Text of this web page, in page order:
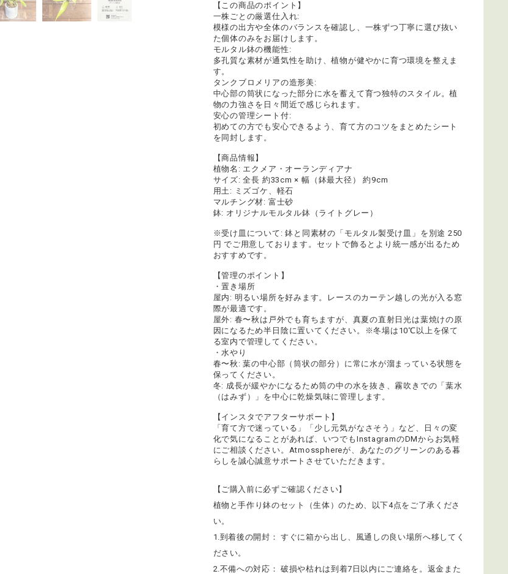
【この商品のポイント】
一株ごとの厳選仕入れ:
模様の出方や全体のバランスを確認し、一株ずつ丁寧に選び抜い
た個体のみをお届けします。
モルタル鉢の機能性:
多孔質な素材が通気性を助け、植物が健やかに育つ環境を整えま
す。
タンクブロメリアの造形美:
中心部の筒状になった部分に水を蓄えて育つ独特のスタイル。植
物の力強さを日々間近で感じられます。
安心の管理シート付:
初めての方でも安心できるよう、育て方のコツをまとめたシート
を同封します。
【商品情報】
植物名: エクメア・オーランディアナ
サイズ: 全長 約33cm × 幅（鉢最大径） 約9cm
用土: ミズゴケ、軽石
マルチング材: 富士砂
鉢: オリジナルモルタル鉢（ライトグレー）
※受け皿について: 鉢と同素材の「モルタル製受け皿」を別途 250
円 でご用意しております。セットで飾るとより統一感が出るため
おすすめです。
【管理のポイント】
・置き場所
屋内: 明るい場所を好みます。レースのカーテン越しの光が入る窓
際が最適です。
屋外: 春〜秋は戸外でも育ちますが、真夏の直射日光は葉焼けの原
因になるため半日陰に置いてください。※冬場は10℃以上を保て
る室内で管理してください。
・水やり
春〜秋: 葉の中心部（筒状の部分）に常に水が溜まっている状態を
保ってください。
冬: 成長が緩やかになるため筒の中の水を抜き、霧吹きでの「葉水
（はみず）」を中心に乾燥気味に管理します。
【インスタでアフターサポート】
「育て方で迷っている」「少し元気がなさそう」など、日々の変
化で気になることがあれば、いつでもInstagramのDMからお気軽
にご相談ください。Atmossphereが、あなたのグリーンのある暮
らしを誠心誠意サポートさせていただきます。
【ご購入前に必ずご確認ください】
植物と手作り鉢のセット（生体）のため、以下4点をご了承くださ
い。
1.到着後の開封： すぐに箱から出し、風通しの良い場所へ移してく
ださい。
2.不備への対応： 破損や枯れは到着7日以内にご連絡を。返金また